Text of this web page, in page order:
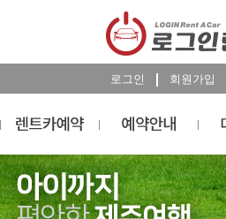
로그인 회원가입